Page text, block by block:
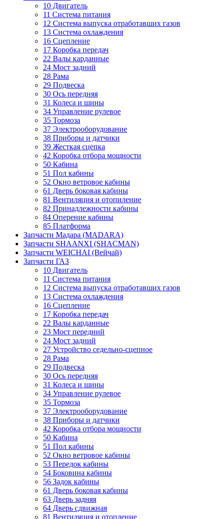
10 Двигатель
11 Система питания
12 Система выпуска отработавших газов
13 Система охлаждения
16 Сцепление
17 Коробка передач
22 Валы карданные
24 Мост задний
28 Рама
29 Подвеска
30 Ось передняя
31 Колеса и шины
34 Управление рулевое
35 Тормоза
37 Электрооборудование
38 Приборы и датчики
39 Жесткая сцепка
42 Коробка отбора мощности
50 Кабина
51 Пол кабины
52 Окно ветровое кабины
61 Дверь боковая кабины
81 Вентиляция и отопиление
82 Принадлежности кабины
84 Оперение кабины
85 Платформа
Запчасти Мадара (MADARA)
Запчасти SHAANXI (SHACMAN)
Запчасти WEICHAI (Вейчай)
Запчасти ГАЗ
10 Двигатель
11 Система питания
12 Система выпуска отработавших газов
13 Система охлаждения
16 Сцепление
17 Коробка передач
22 Валы карданные
23 Мост передний
24 Мост задний
27 Устройство седельно-сцепное
28 Рама
29 Подвеска
30 Ось передняя
31 Колеса и шины
34 Управление рулевое
35 Тормоза
37 Электрооборудование
38 Приборы и датчики
42 Коробка отбора мощности
50 Кабина
51 Пол кабины
52 Окно ветровое кабины
53 Передок кабины
54 Боковина кабины
56 Задок кабины
61 Дверь боковая кабины
63 Дверь задняя
64 Дверь сдвижная
81 Вентиляция и отопление